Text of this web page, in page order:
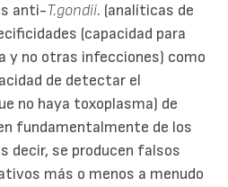
anti-T.gondii. (analíticas de
(capacidad para
y no otras infecciones) como
de detectar el
no haya toxoplasma) de
fundamentalmente de los
decir, se producen falsos
más o menos a menudo